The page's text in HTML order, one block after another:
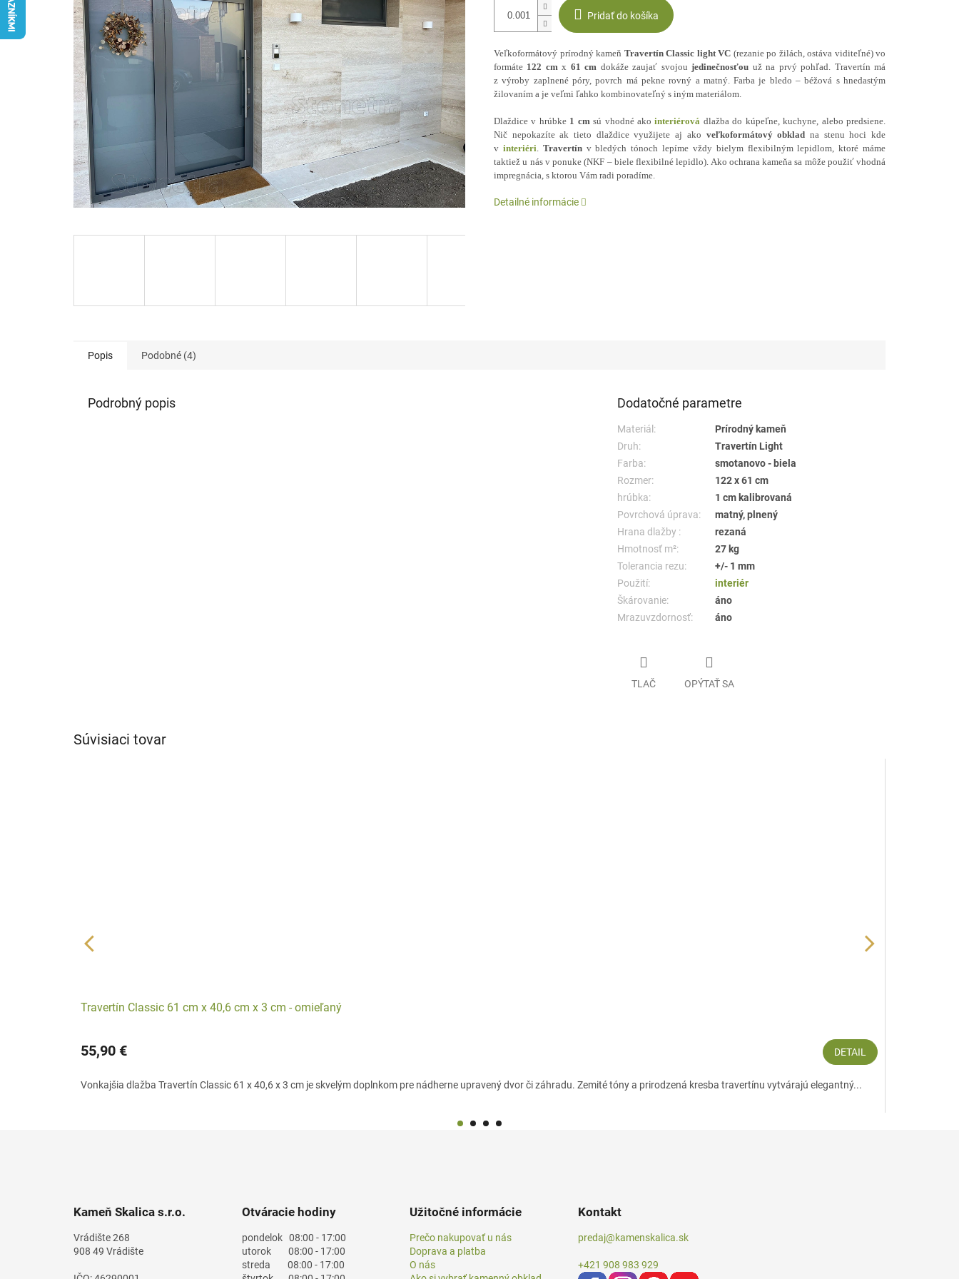
Pridať do košíka
Veľkoformátový prírodný kameň Travertín Classic light VC (rezanie po žilách, ostáva viditeľné) vo
formáte 122 cmx 61 cm dokáže zaujať svojoujedinečnosťou už na prvý pohľad. Travertín má
z výroby zaplnené póry, povrch má pekne rovný a matný. Farba je bledo – béžová s hnedastým
žilovaním a je veľmi ľahko kombinovateľný s iným materiálom.
Dlaždice v hrúbke 1 cmsú vhodné akointeriérová dlažba do kúpeľne, kuchyne, alebo predsiene.
Nič nepokazíte ak tieto dlaždice využijete aj ako veľkoformátový obklad na stenu hoci kde
v interiéri. Travertínv bledých tónoch lepíme vždy bielym flexibilným lepidlom, ktoré máme
taktiež u nás v ponuke (NKF – biele flexibilné lepidlo). Ako ochrana kameňa sa môže použiť vhodná
impregnácia, s ktorou Vám radi poradíme.
Detailné informácie
Popis Podobné (4)
Podrobný popis Dodatočné parametre
Materiál:
Prírodný kameň
Druh:
Travertín Light
Farba:
smotanovo - biela
Rozmer:
122 x 61 cm
hrúbka:
1 cm kalibrovaná
Povrchová úprava:
matný, plnený
Hrana dlažby :
rezaná
Hmotnosť m²:
27 kg
Tolerancia rezu:
+/- 1 mm
Použití:
interiér
Škárovanie:
áno
Mrazuvzdornosť:
áno
TLAČ OPÝTAŤ SA
Súvisiaci tovar
Travertín Classic 61 cm x 40,6 cm x 3 cm - omieľaný
55,90 € DETAIL
Vonkajšia dlažba Travertín Classic 61 x 40,6 x 3 cm je skvelým doplnkom pre nádherne upravený dvor či záhradu. Zemité tóny a prirodzená kresba travertínu vytvárajú elegantný...
Kameň Skalica s.r.o.
Vrádište 268
908 49 Vrádište
Otváracie hodiny
pondelok08:00 - 17:00
utorok08:00 - 17:00
streda 08:00 - 17:00
Užitočné informácie
Prečo nakupovať u nás
Doprava a platba
O nás
Kontakt
predaj@kamenskalica.sk
+421 908 983 929